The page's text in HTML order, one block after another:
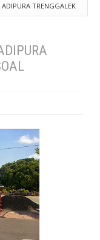
TRENGGALEK